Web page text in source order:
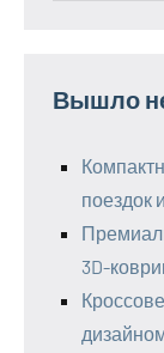
Вышло
поездок
3D-